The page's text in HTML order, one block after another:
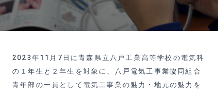
N
2023年11月7日に青森県立八戸工業高等学校の電気科
の１年生と２年生を対象に、八戸電気工事業協同組合
青年部の一員として電気工事業の魅力・地元の魅力を